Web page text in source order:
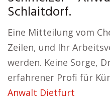
Schlaitdorf.
Eine Mitteilung vom
Zeilen, und Ihr
werden. Keine Sorge,
erfahrener Profi für
Anwalt Dietfurt